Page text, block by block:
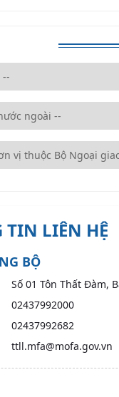
TIN LIÊN HỆ
BỘ
Số 01 Tôn Thất Đàm,
02437992000
02437992682
ttll.mfa@mofa.gov.vn